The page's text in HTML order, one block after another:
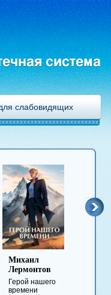
система
слабовидящих
Лев Толстой
Анна Каренина